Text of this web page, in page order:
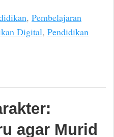
, Pembelajaran
Digital, Pendidikan
agar Murid